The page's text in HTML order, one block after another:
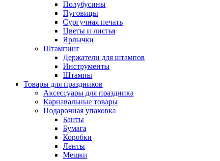
Полубусины
Пуговицы
Сургучная печать
Цветы и листья
Ярлычки
Штампинг
Держатели для штампов
Инструменты
Штампы
Товары для праздников
Аксессуары для праздника
Карнавальные товары
Подарочная упаковка
Банты
Бумага
Коробки
Ленты
Мешки